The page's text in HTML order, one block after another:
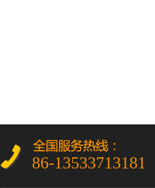
86-13533713181